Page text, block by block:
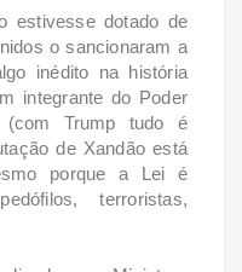
estivesse dotado de
o sancionaram a
inédito na história
integrante do Poder
(com Trump tudo é
de Xandão está
porque a Lei é
terroristas,